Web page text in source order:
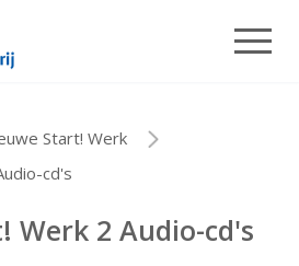
Start! Werk
cd's
Werk 2 Audio-cd's